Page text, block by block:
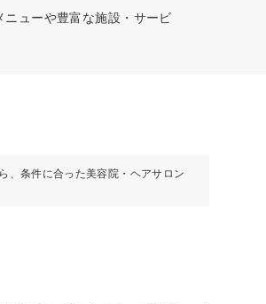
ューや豊富な施設・サービ
、条件に合った美容院・ヘアサロン